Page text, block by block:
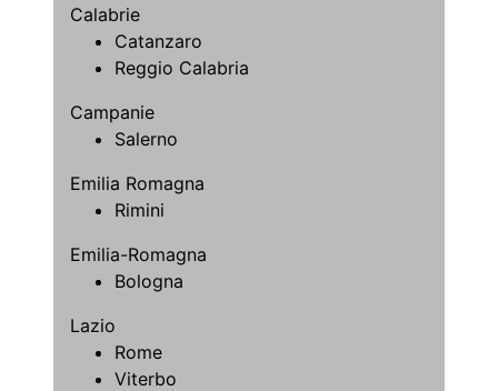
Calabrie
Catanzaro
Reggio Calabria
Campanie
Salerno
Emilia Romagna
Rimini
Emilia-Romagna
Bologna
Lazio
Rome
Viterbo